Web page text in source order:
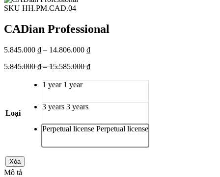
SKU HH.PM.CAD.04
CADian Professional
5.845.000 ₫ – 14.806.000 ₫
5.845.000₫–15.585.000₫
Loại
1 year 1 year
3 years 3 years
Perpetual license Perpetual license
Xóa
Mô tả